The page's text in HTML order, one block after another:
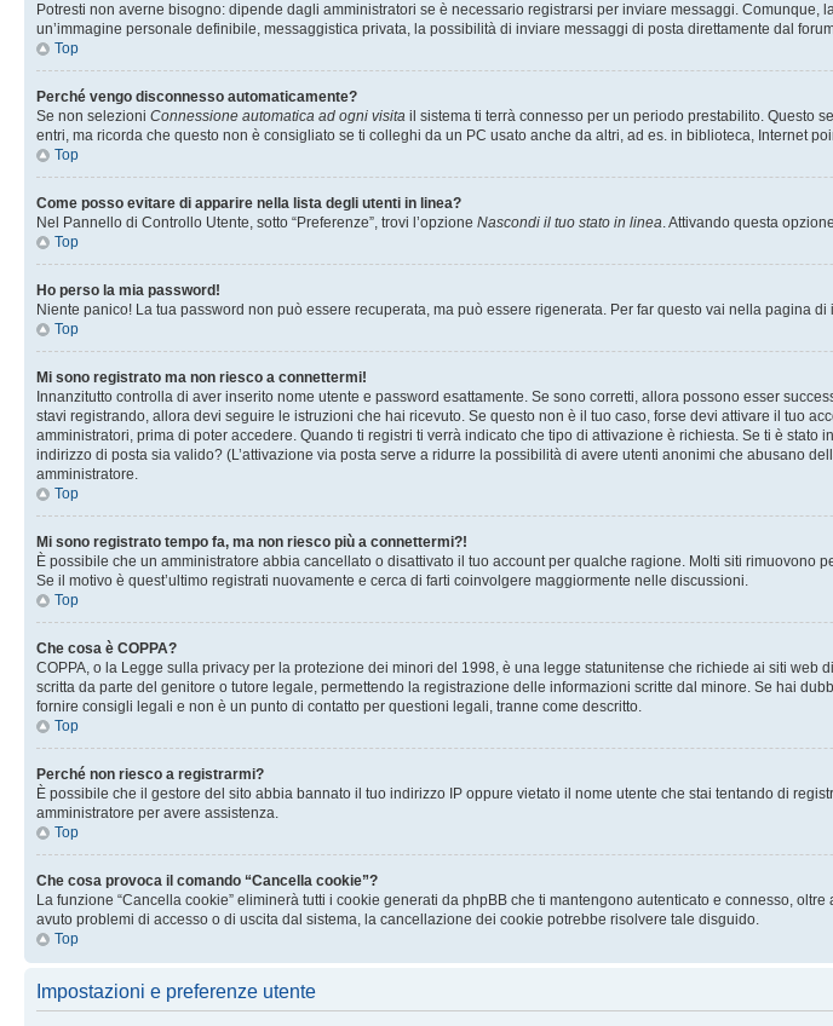
Potresti non averne bisogno: dipende dagli amministratori se è necessario registrarsi per inviare messaggi.
un’immagine personale definibile, messaggistica privata, la possibilità di inviare messaggi di posta direttamente dal
Top
Perché vengo disconnesso automaticamente?
Se non selezioni Connessione automatica ad ogni visita il sistema ti terrà connesso per un periodo prestabilito. Questo
entri, ma ricorda che questo non è consigliato se ti colleghi da un PC usato anche da altri, ad es. in biblioteca, Internet
Top
Come posso evitare di apparire nella lista degli utenti in linea?
Nel Pannello di Controllo Utente, sotto “Preferenze”, trovi l’opzione Nascondi il tuo stato in linea. Attivando questa
Top
Ho perso la mia password!
Niente panico! La tua password non può essere recuperata, ma può essere rigenerata. Per far questo vai nella pagina di
Top
Mi sono registrato ma non riesco a connettermi!
Innanzitutto controlla di aver inserito nome utente e password esattamente. Se sono corretti, allora possono esser
stavi registrando, allora devi seguire le istruzioni che hai ricevuto. Se questo non è il tuo caso, forse devi attivare il tuo
amministratori, prima di poter accedere. Quando ti registri ti verrà indicato che tipo di attivazione è richiesta. Se ti è
indirizzo di posta sia valido? (L’attivazione via posta serve a ridurre la possibilità di avere utenti anonimi che abusano
amministratore.
Top
Mi sono registrato tempo fa, ma non riesco più a connettermi?!
È possibile che un amministratore abbia cancellato o disattivato il tuo account per qualche ragione. Molti siti
Se il motivo è quest’ultimo registrati nuovamente e cerca di farti coinvolgere maggiormente nelle discussioni.
Top
Che cosa è COPPA?
COPPA, o la Legge sulla privacy per la protezione dei minori del 1998, è una legge statunitense che richiede ai siti
scritta da parte del genitore o tutore legale, permettendo la registrazione delle informazioni scritte dal minore. Se hai
fornire consigli legali e non è un punto di contatto per questioni legali, tranne come descritto.
Top
Perché non riesco a registrarmi?
È possibile che il gestore del sito abbia bannato il tuo indirizzo IP oppure vietato il nome utente che stai tentando di
amministratore per avere assistenza.
Top
Che cosa provoca il comando “Cancella cookie”?
La funzione “Cancella cookie” eliminerà tutti i cookie generati da phpBB che ti mantengono autenticato e connesso,
avuto problemi di accesso o di uscita dal sistema, la cancellazione dei cookie potrebbe risolvere tale disguido.
Top
Impostazioni e preferenze utente